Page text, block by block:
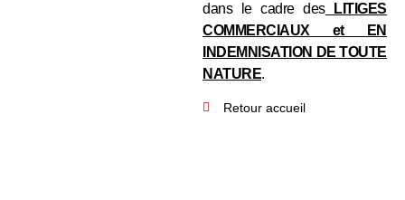
dans le cadre desLITIGES
COMMERCIAUX et EN
INDEMNISATION DE TOUTE
NATURE.
Retour accueil